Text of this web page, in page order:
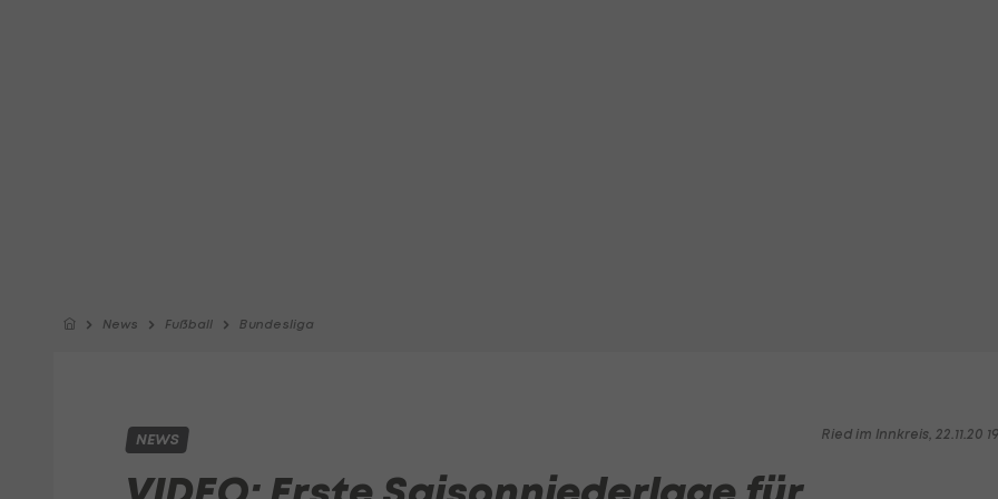
News Fußball Bundesliga
Ried im Innkreis, 22.11.20
NEWS